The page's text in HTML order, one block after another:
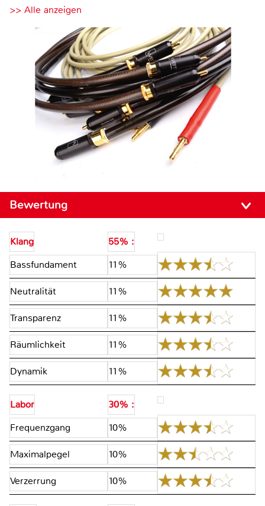
>> Alle anzeigen
Bewertung
Klang
55% :
Bassfundament
11%
Neutralität 11%
Transparenz 11%
Räumlichkeit 11%
Dynamik 11%
Labor
30% :
Frequenzgang
10%
Maximalpegel 10%
Verzerrung 10%